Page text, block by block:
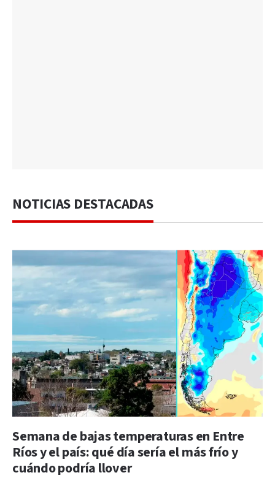
NOTICIAS DESTACADAS
Semana de bajas temperaturas en Entre
Ríos y el país: qué día sería el más frío y
cuándo podría llover